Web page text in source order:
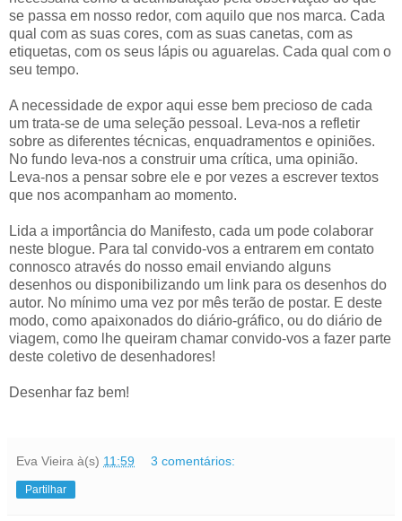
se passa em nosso redor, com aquilo que nos marca. Cada
qual com as suas cores, com as suas canetas, com as
etiquetas, com os seus lápis ou aguarelas. Cada qual com o
seu tempo.
A necessidade de expor aqui esse bem precioso de cada
um trata-se de uma seleção pessoal. Leva-nos a refletir
sobre as diferentes técnicas, enquadramentos e opiniões.
No fundo leva-nos a construir uma crítica, uma opinião.
Leva-nos a pensar sobre ele e por vezes a escrever textos
que nos acompanham ao momento.
Lida a importância do Manifesto, cada um pode colaborar
neste blogue. Para tal convido-vos a entrarem em contato
connosco através do nosso email enviando alguns
desenhos ou disponibilizando um link para os desenhos do
autor. No mínimo uma vez por mês terão de postar. E deste
modo, como apaixonados do diário-gráfico, ou do diário de
viagem, como lhe queiram chamar convido-vos a fazer parte
deste coletivo de desenhadores!
Desenhar faz bem!
Eva Vieira à(s) 11:59 3 comentários:
Partilhar